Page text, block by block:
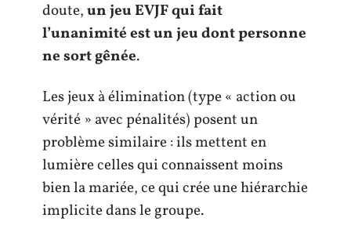
doute,un jeu EVJF qui fait
l’unanimité est un jeu dont personne
ne sort gênée.
Les jeux à élimination (type « action ou
vérité » avec pénalités) posent un
problème similaire : ils mettent en
lumière celles qui connaissent moins
bien la mariée, ce qui crée une hiérarchie
implicite dans le groupe.